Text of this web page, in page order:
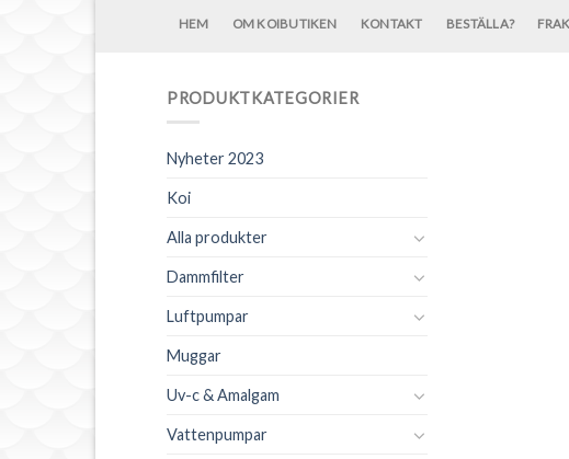
HEM OM KOIBUTIKEN KONTAKT BESTÄLLA?
PRODUKTKATEGORIER
Nyheter 2023
Koi
Alla produkter
Dammfilter
Luftpumpar
Muggar
Uv-c & Amalgam
Vattenpumpar